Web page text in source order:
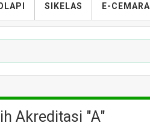
SIKELAS E-CEMARA
Akreditasi "A"